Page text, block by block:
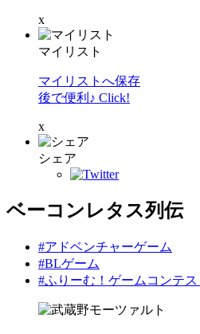
x
マイリスト
マイリストへ保存
後で便利♪ Click!
x
シェア
ベーコンレタス列伝
#アドベンチャーゲーム
#BLゲーム
#ふりーむ！ゲームコンテ